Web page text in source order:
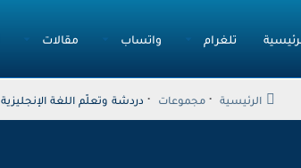
تلغرام واتساب مقالات
الرئيسية مجموعات دردشة وتعلّم اللغة الإنجليزية English Chatting